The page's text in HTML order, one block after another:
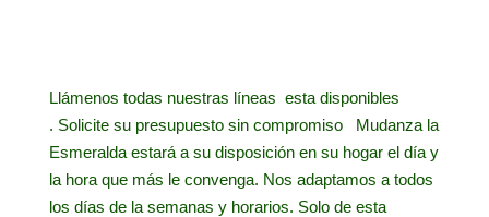
Llámenos todas nuestras líneas esta disponibles
. Solicite su presupuesto sin compromiso Mudanza la
Esmeralda estará a su disposición en su hogar el día y
la hora que más le convenga. Nos adaptamos a todos
los días de la semanas y horarios. Solo de esta